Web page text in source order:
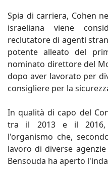
Spia di carriera, Cohen
israeliana viene
reclutatore di agenti
potente alleato del
nominato direttore del
dopo aver lavorato per
consigliere per la
In qualità di capo del
tra il 2013 e il 2016,
l'organismo che,
lavoro di diverse
Bensouda ha aperto